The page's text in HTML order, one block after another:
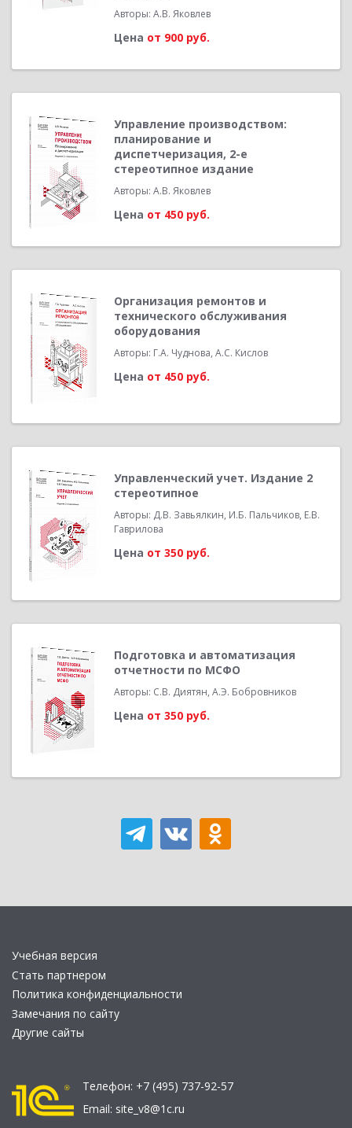
Авторы: А.В. Яковлев
Цена от 900 руб.
Управление производством:
планирование и
диспетчеризация, 2-е
стереотипное издание
Авторы: А.В. Яковлев
Цена от 450 руб.
Организация ремонтов и
технического обслуживания
оборудования
Авторы: Г.А. Чуднова, А.С. Кислов
Цена от 450 руб.
Управленческий учет. Издание 2
стереотипное
Авторы: Д.В. Завьялкин, И.Б. Пальчиков, Е.В.
Гаврилова
Цена от 350 руб.
Подготовка и автоматизация
отчетности по МСФО
Авторы: С.В. Диятян, А.Э. Бобровников
Цена от 350 руб.
Учебная версия
Стать партнером
Политика конфиденциальности
Замечания по сайту
Другие сайты
Телефон: +7 (495) 737-92-57
Email: site_v8@1c.ru